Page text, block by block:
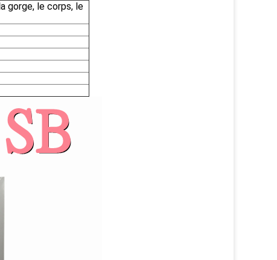
gorge, le corps, le